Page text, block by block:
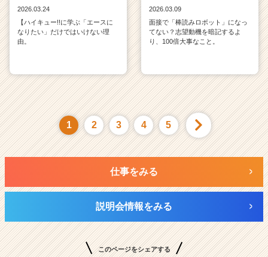
2026.03.24
【ハイキュー!!に学ぶ「エースに
なりたい」だけではいけない理
由。
2026.03.09
面接で「棒読みロボット」になっ
てない？志望動機を暗記するよ
り、100倍大事なこと。
1 2 3 4 5
仕事をみる
説明会情報をみる
このページをシェアする